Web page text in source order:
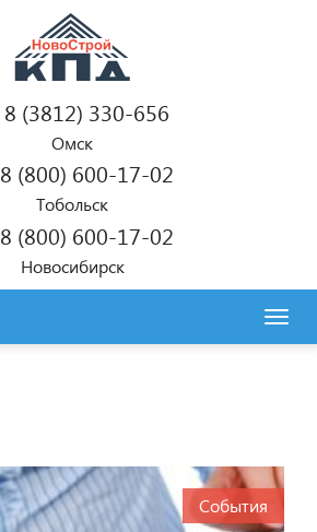
8 (3812) 330-656
Омск
8 (800) 600-17-02
Тобольск
8 (800) 600-17-02
Новосибирск
События